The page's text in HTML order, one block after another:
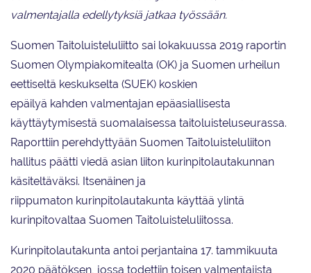
valmentajalla edellytyksiä jatkaa työssään.
Suomen Taitoluisteluliitto sai lokakuussa 2019 raportin
Suomen Olympiakomitealta (OK) ja Suomen urheilun
eettiseltä keskukselta (SUEK) koskien
epäilyä kahden valmentajan epäasiallisesta
käyttäytymisestä suomalaisessa taitoluisteluseurassa.
Raporttiin perehdyttyään Suomen Taitoluisteluliiton
hallitus päätti viedä asian liiton kurinpitolautakunnan
käsiteltäväksi. Itsenäinen ja
riippumaton kurinpitolautakunta käyttää ylintä
kurinpitovaltaa Suomen Taitoluisteluliitossa.
Kurinpitolautakunta antoi perjantaina 17. tammikuuta
2020 päätöksen, jossa todettiin toisen valmentajista